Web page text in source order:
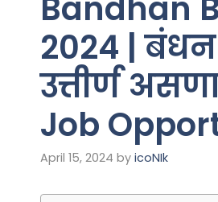
2024 | बंधन
उत्तीर्ण
Job
April 15, 2024 by icoNIk